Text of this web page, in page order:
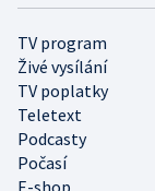
TV program
Živé vysílání
TV poplatky
Teletext
Podcasty
Počasí
E-shop